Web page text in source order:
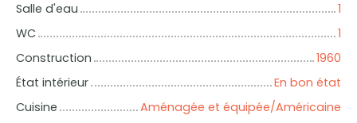
Salle d'eau
1
WC
1
Construction
1960
État intérieur
En bon état
Cuisine
Aménagée et équipée/Américaine